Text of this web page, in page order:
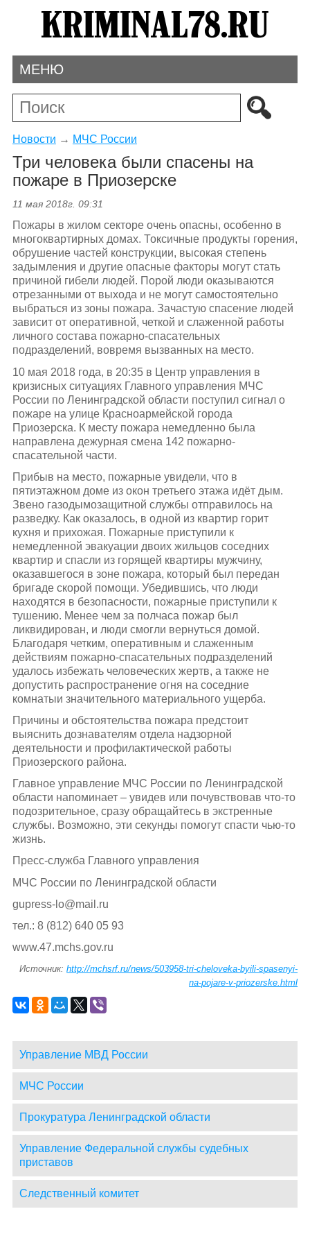
МЕНЮ
Новости → МЧС России
Три человека были спасены на
пожаре в Приозерске
11 мая 2018г. 09:31
Пожары в жилом секторе очень опасны, особенно в
многоквартирных домах. Токсичные продукты горения,
обрушение частей конструкции, высокая степень
задымления и другие опасные факторы могут стать
причиной гибели людей. Порой люди оказываются
отрезанными от выхода и не могут самостоятельно
выбраться из зоны пожара. Зачастую спасение людей
зависит от оперативной, четкой и слаженной работы
личного состава пожарно-спасательных
подразделений, вовремя вызванных на место.
10 мая 2018 года, в 20:35 в Центр управления в
кризисных ситуациях Главного управления МЧС
России по Ленинградской области поступил сигнал о
пожаре на улице Красноармейской города
Приозерска. К месту пожара немедленно была
направлена дежурная смена 142 пожарно-
спасательной части.
Прибыв на место, пожарные увидели, что в
пятиэтажном доме из окон третьего этажа идёт дым.
Звено газодымозащитной службы отправилось на
разведку. Как оказалось, в одной из квартир горит
кухня и прихожая. Пожарные приступили к
немедленной эвакуации двоих жильцов соседних
квартир и спасли из горящей квартиры мужчину,
оказавшегося в зоне пожара, который был передан
бригаде скорой помощи. Убедившись, что люди
находятся в безопасности, пожарные приступили к
тушению. Менее чем за полчаса пожар был
ликвидирован, и люди смогли вернуться домой.
Благодаря четким, оперативным и слаженным
действиям пожарно-спасательных подразделений
удалось избежать человеческих жертв, а также не
допустить распространение огня на соседние
комнатыи значительного материального ущерба.
Причины и обстоятельства пожара предстоит
выяснить дознавателям отдела надзорной
деятельности и профилактической работы
Приозерского района.
Главное управление МЧС России по Ленинградской
области напоминает – увидев или почувствовав что-то
подозрительное, сразу обращайтесь в экстренные
службы. Возможно, эти секунды помогут спасти чью-то
жизнь.
Пресс-служба Главного управления
МЧС России по Ленинградской области
gupress-lo@mail.ru
тел.: 8 (812) 640 05 93
www.47.mchs.gov.ru
Источник:http://mchsrf.ru/news/503958-tri-cheloveka-byili-spasenyi-
na-pojare-v-priozerske.html
Управление МВД России
МЧС России
Прокуратура Ленинградской области
Управление Федеральной службы судебных
приставов
Следственный комитет